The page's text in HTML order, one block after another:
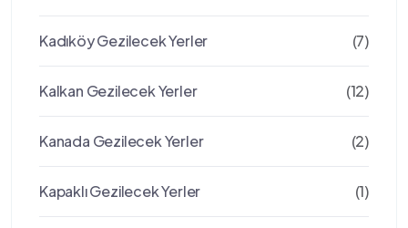
Kadıköy Gezilecek Yerler (7)
Kalkan Gezilecek Yerler (12)
Kanada Gezilecek Yerler (2)
Kapaklı Gezilecek Yerler (1)